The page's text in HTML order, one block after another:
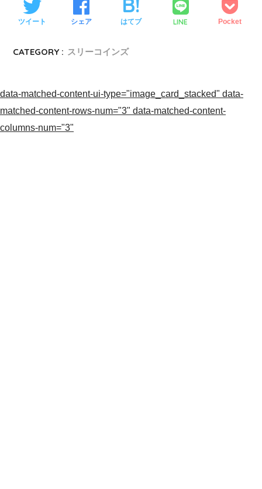
ツイート シェア はてブ LINE Pocket
CATEGORY : スリーコインズ
data-matched-content-ui-type="image_card_stacked" data-
matched-content-rows-num="3" data-matched-content-
columns-num="3"